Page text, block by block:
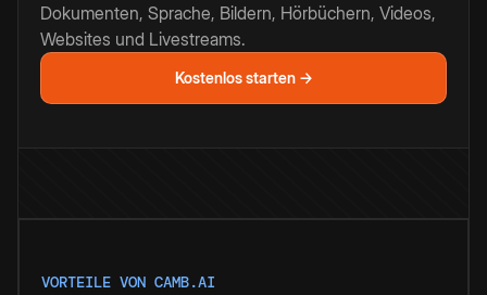
Dokumenten, Sprache, Bildern, Hörbüchern, Videos,
Websites und Livestreams.
Kostenlos starten →
VORTEILE VON CAMB.AI